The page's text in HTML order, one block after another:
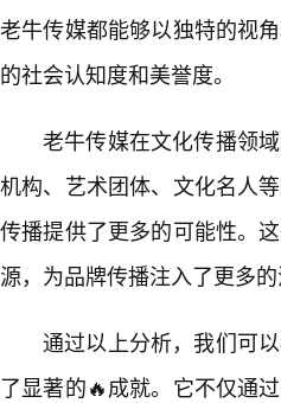
老牛传媒都能够以独特的视
的社会认知度和美誉度。
老牛传媒在文化传播领
机构、艺术团体、文化名人
传播提供了更多的可能性。
源，为品牌传播注入了更多的
通过以上分析，我们可
了显著的🔥成就。它不仅通